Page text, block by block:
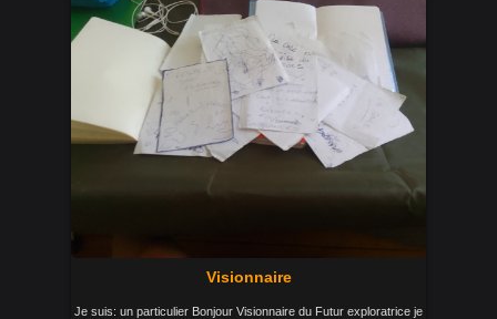
Visionnaire
Je suis: un particulier Bonjour Visionnaire du Futur exploratrice je